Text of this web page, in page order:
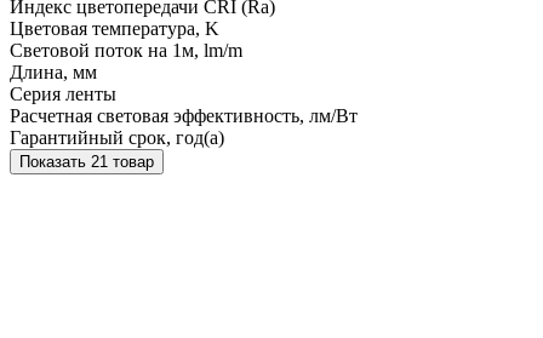
Индекс цветопередачи CRI (Ra)
Цветовая температура, K
Световой поток на 1м, lm/m
Длина, мм
Серия ленты
Расчетная световая эффективность, лм/Вт
Гарантийный срок, год(а)
Показать 21 товар